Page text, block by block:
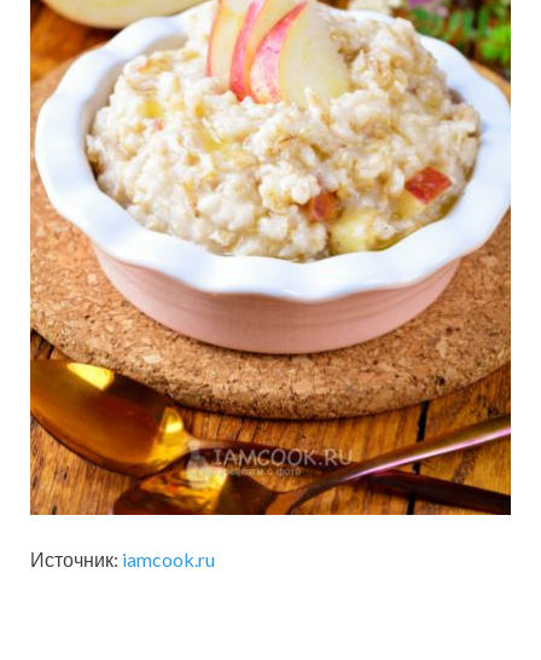
Источник: iamcook.ru